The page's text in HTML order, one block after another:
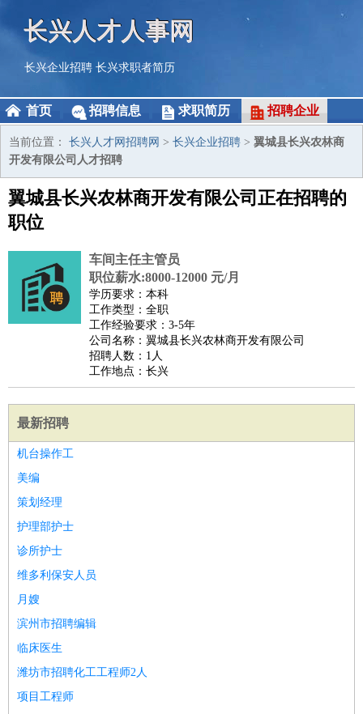
长兴人才人事网
长兴企业招聘 长兴求职者简历
首页 招聘信息 求职简历 招聘企业
当前位置： 长兴人才网招聘网 > 长兴企业招聘 > 翼城县长兴农林商
开发有限公司人才招聘
翼城县长兴农林商开发有限公司正在招聘的
职位
车间主任主管员
职位薪水:8000-12000 元/月
学历要求：本科
工作类型：全职
工作经验要求：3-5年
公司名称：翼城县长兴农林商开发有限公司
招聘人数：1人
工作地点：长兴
最新招聘
机台操作工
美编
策划经理
护理部护士
诊所护士
维多利保安人员
月嫂
滨州市招聘编辑
临床医生
潍坊市招聘化工工程师2人
项目工程师